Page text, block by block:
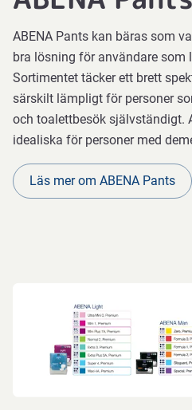
ABENA Pants kan bäras som
bra lösning för användare som
Sortimentet täcker ett brett
särskilt lämpligt för personer
och toalettbesök självständigt.
idealiska för personer med
Läs mer om ABENA Pants